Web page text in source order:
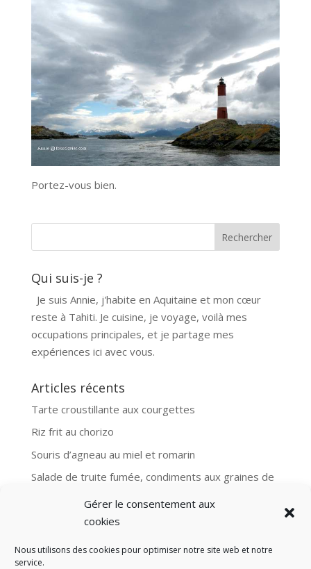
Gérer le consentement aux
cookies
Nous utilisons des cookies pour optimiser notre site web et notre
service.
Portez-vous bien.
Qui suis-je ?
Je suis Annie, j'habite en Aquitaine et mon cœur
reste à Tahiti. Je cuisine, je voyage, voilà mes
occupations principales, et je partage mes
expériences ici avec vous.
Articles récents
Tarte croustillante aux courgettes
Riz frit au chorizo
Souris d’agneau au miel et romarin
Salade de truite fumée, condiments aux graines de
Aubergines et boulgour, recette Ottolenghi